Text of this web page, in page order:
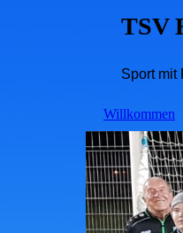
TSV
Sport mit
Willkommen